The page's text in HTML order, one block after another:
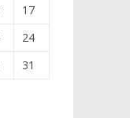
17
24
31